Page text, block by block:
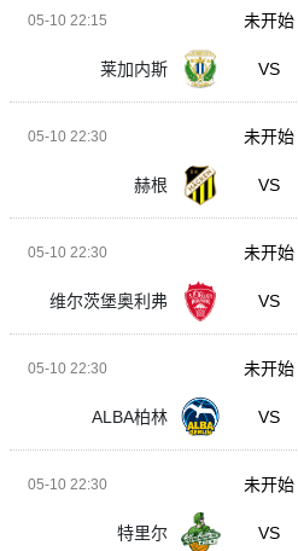
05-10 22:15
莱加内斯 VS
未开始
05-10 22:30
赫根 VS
未开始
05-10 22:30
维尔茨堡奥利弗 VS
未开始
05-10 22:30
ALBA柏林 VS
未开始
05-10 22:30
特里尔 VS
未开始